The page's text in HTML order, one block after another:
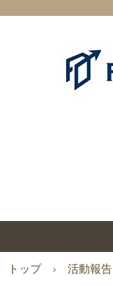
トップ › 活動報告